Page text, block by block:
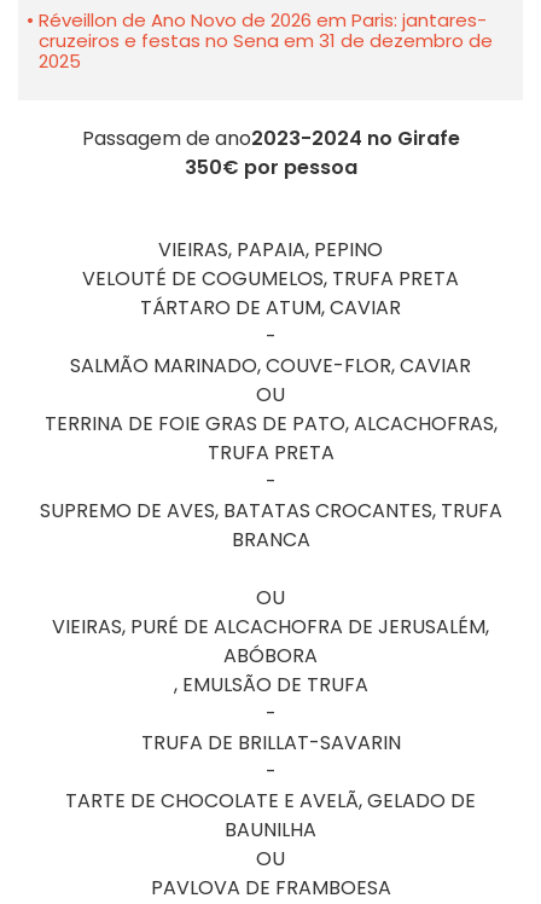
Réveillon de Ano Novo de 2026 em Paris: jantares-
cruzeiros e festas no Sena em 31 de dezembro de
2025
Passagem de ano2023-2024 no Girafe
350€ por pessoa
VIEIRAS, PAPAIA, PEPINO
VELOUTÉ DE COGUMELOS, TRUFA PRETA
TÁRTARO DE ATUM, CAVIAR
-
SALMÃO MARINADO, COUVE-FLOR, CAVIAR
OU
TERRINA DE FOIE GRAS DE PATO, ALCACHOFRAS,
TRUFA PRETA
-
SUPREMO DE AVES, BATATAS CROCANTES, TRUFA
BRANCA
OU
VIEIRAS, PURÉ DE ALCACHOFRA DE JERUSALÉM,
ABÓBORA
, EMULSÃO DE TRUFA
-
TRUFA DE BRILLAT-SAVARIN
-
TARTE DE CHOCOLATE E AVELÃ, GELADO DE
BAUNILHA
OU
PAVLOVA DE FRAMBOESA